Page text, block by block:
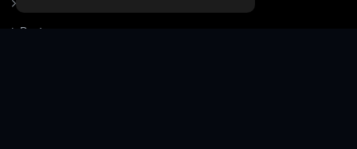
Poster une annonce